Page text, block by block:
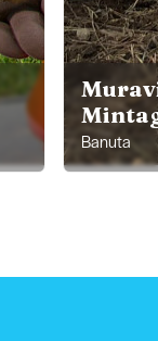
Banuta